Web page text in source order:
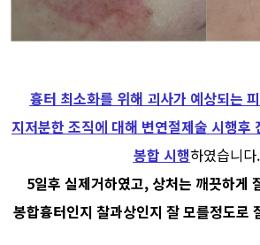
흉터 최소화를 위해 괴사가 예상되는
지저분한 조직에 대해 변연절제술 시행후
봉합 시행하였습니다.
5일후 실제거하였고, 상처는 깨끗하게
봉합흉터인지 찰과상인지 잘 모를정도로